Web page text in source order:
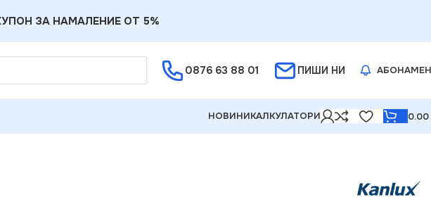
ЗА НАМАЛЕНИЕ ОТ 5%
0876 63 88 01 ПИШИ НИ
НОВИНИКАЛКУЛАТОРИ 0.00